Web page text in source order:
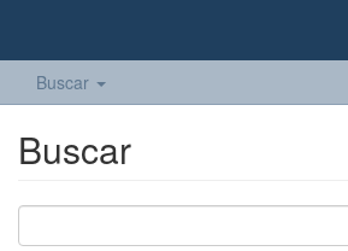
Buscar
Buscar